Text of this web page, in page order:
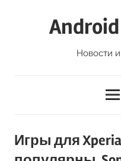
Новости
Игры для